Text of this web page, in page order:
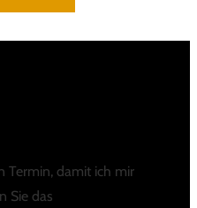
Termin, damit ich mir
Sie das